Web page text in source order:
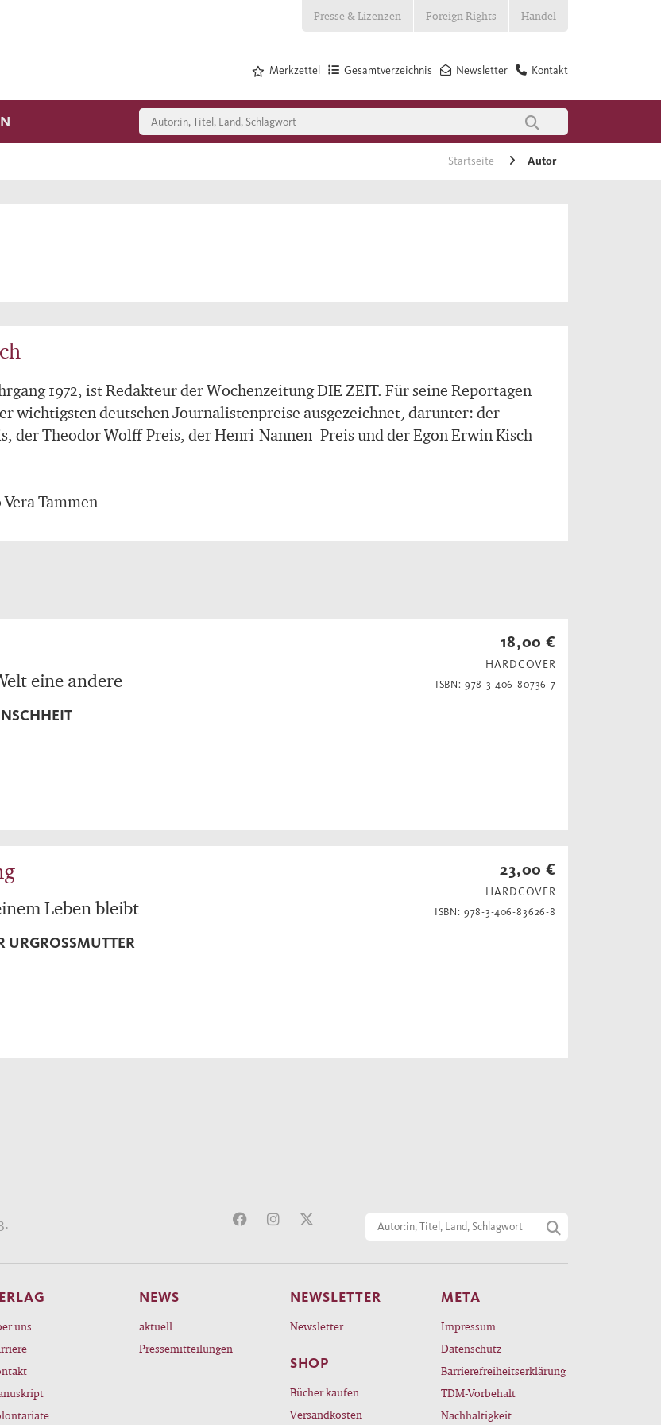
Presse & Lizenzen Foreign Rights Handel
Kontakt
Newsletter
Gesamtverzeichnis
Merkzettel
Startseite Autor
1972, ist Redakteur der Wochenzeitung DIE ZEIT. Für seine Reportagen
wichtigsten deutschen Journalistenpreise ausgezeichnet, darunter: der
der Theodor-Wolff-Preis, der Henri-Nannen- Preis und der Egon Erwin Kisch-
Tammen
eine andere
18,00 €
HARDCOVER
ISBN: 978-3-406-80736-7
Leben bleibt
URGROSSMUTTER
23,00 €
HARDCOVER
ISBN: 978-3-406-83626-8
uns
NEWS
aktuell
Pressemitteilungen
NEWSLETTER
Newsletter
SHOP
Bücher kaufen
Versandkosten
META
Impressum
Datenschutz
Barrierefreiheitserklärung
TDM-Vorbehalt
Nachhaltigkeit